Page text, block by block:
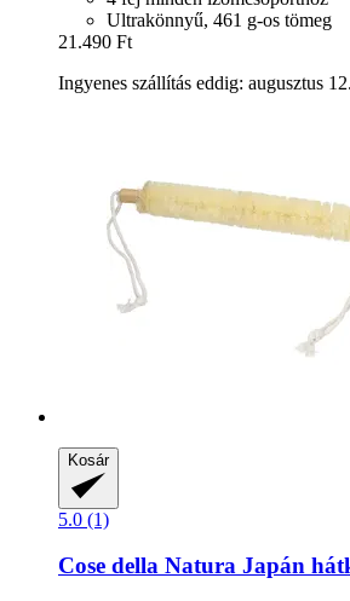
Ultrakönnyű, 461 g-os tömeg
21.490 Ft
Ingyenes szállítás eddig: augusztus 12.
Kosár
5.0 (1)
Cose della Natura Japán